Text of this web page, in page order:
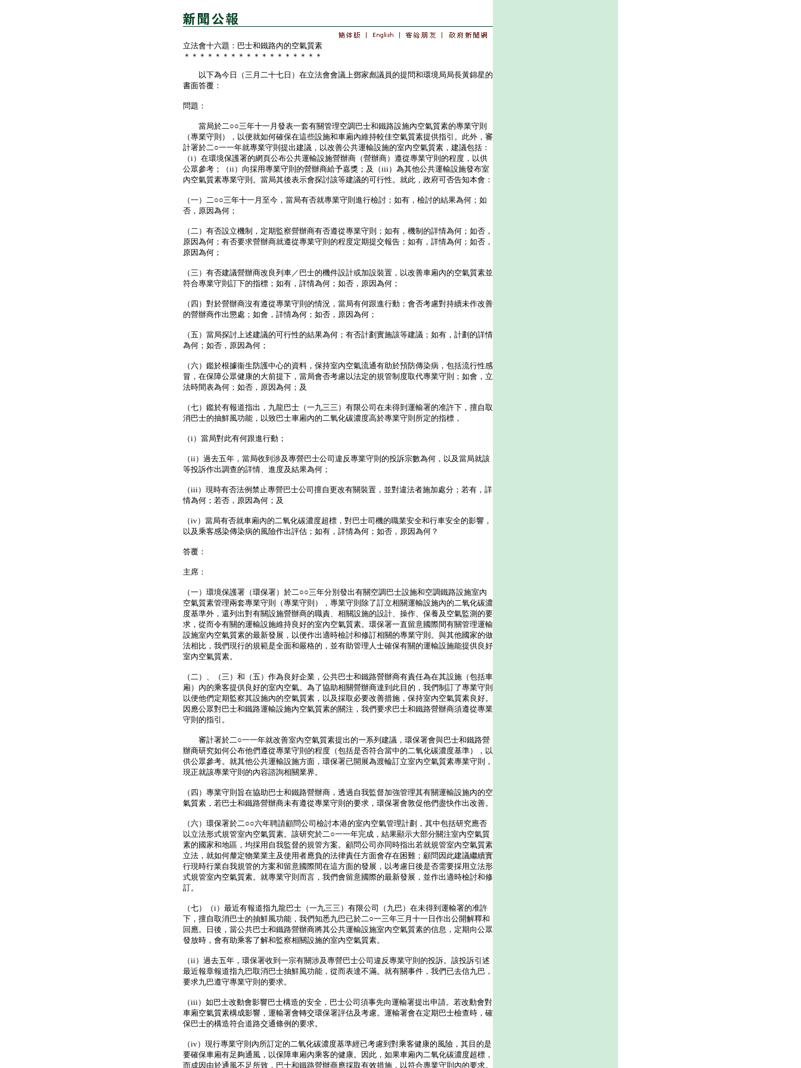
立法會十六題：巴士和鐵路內的空氣質素
＊＊＊＊＊＊＊＊＊＊＊＊＊＊＊＊＊＊
以下為今日（三月二十七日）在立法會會議上鄧家彪議員的提問和環境局局長黃錦星的
書面答覆：
問題：
當局於二○○三年十一月發表一套有關管理空調巴士和鐵路設施內空氣質素的專業守則
（專業守則），以便就如何確保在這些設施和車廂內維持較佳空氣質素提供指引。此外，審
計署於二○一一年就專業守則提出建議，以改善公共運輸設施的室內空氣質素，建議包括：
（i）在環境保護署的網頁公布公共運輸設施營辦商（營辦商）遵從專業守則的程度，以供
公眾參考；（ii）向採用專業守則的營辦商給予嘉獎；及（iii）為其他公共運輸設施發布室
內空氣質素專業守則。當局其後表示會探討該等建議的可行性。就此，政府可否告知本會：
（一）二○○三年十一月至今，當局有否就專業守則進行檢討；如有，檢討的結果為何；如
否，原因為何；
（二）有否設立機制，定期監察營辦商有否遵從專業守則；如有，機制的詳情為何；如否，
原因為何；有否要求營辦商就遵從專業守則的程度定期提交報告；如有，詳情為何；如否，
原因為何；
（三）有否建議營辦商改良列車／巴士的機件設計或加設裝置，以改善車廂內的空氣質素並
符合專業守則訂下的指標；如有，詳情為何；如否，原因為何；
（四）對於營辦商沒有遵從專業守則的情況，當局有何跟進行動；會否考慮對持續未作改善
的營辦商作出懲處；如會，詳情為何；如否，原因為何；
（五）當局探討上述建議的可行性的結果為何；有否計劃實施該等建議；如有，計劃的詳情
為何；如否，原因為何；
（六）鑑於根據衞生防護中心的資料，保持室內空氣流通有助於預防傳染病，包括流行性感
冒，在保障公眾健康的大前提下，當局會否考慮以法定的規管制度取代專業守則；如會，立
法時間表為何；如否，原因為何；及
（七）鑑於有報道指出，九龍巴士（一九三三）有限公司在未得到運輸署的准許下，擅自取
消巴士的抽鮮風功能，以致巴士車廂內的二氧化碳濃度高於專業守則所定的指標，
（i）當局對此有何跟進行動；
（ii）過去五年，當局收到涉及專營巴士公司違反專業守則的投訴宗數為何，以及當局就該
等投訴作出調查的詳情、進度及結果為何；
（iii）現時有否法例禁止專營巴士公司擅自更改有關裝置，並對違法者施加處分；若有，詳
情為何；若否，原因為何；及
（iv）當局有否就車廂內的二氧化碳濃度超標，對巴士司機的職業安全和行車安全的影響，
以及乘客感染傳染病的風險作出評估；如有，詳情為何；如否，原因為何？
答覆：
主席：
（一）環境保護署（環保署）於二○○三年分別發出有關空調巴士設施和空調鐵路設施室內
空氣質素管理兩套專業守則（專業守則），專業守則除了訂立相關運輸設施內的二氧化碳濃
度基準外，還列出對有關設施營辦商的職責、相關設施的設計、操作、保養及空氣監測的要
求，從而令有關的運輸設施維持良好的室內空氣質素。環保署一直留意國際間有關管理運輸
設施室內空氣質素的最新發展，以便作出適時檢討和修訂相關的專業守則。與其他國家的做
法相比，我們現行的規範是全面和嚴格的，並有助管理人士確保有關的運輸設施能提供良好
室內空氣質素。
（二）、（三）和（五）作為良好企業，公共巴士和鐵路營辦商有責任為在其設施（包括車
廂）內的乘客提供良好的室內空氣。為了協助相關營辦商達到此目的，我們制訂了專業守則
以便他們定期監察其設施內的空氣質素，以及採取必要改善措施，保持室內空氣質素良好。
因應公眾對巴士和鐵路運輸設施內空氣質素的關注，我們要求巴士和鐵路營辦商須遵從專業
守則的指引。
審計署於二○一一年就改善室內空氣質素提出的一系列建議，環保署會與巴士和鐵路營
辦商研究如何公布他們遵從專業守則的程度（包括是否符合當中的二氧化碳濃度基準），以
供公眾參考。就其他公共運輸設施方面，環保署已開展為渡輪訂立室內空氣質素專業守則，
現正就該專業守則的內容諮詢相關業界。
（四）專業守則旨在協助巴士和鐵路營辦商，透過自我監督加強管理其有關運輸設施內的空
氣質素，若巴士和鐵路營辦商未有遵從專業守則的要求，環保署會敦促他們盡快作出改善。
（六）環保署於二○○六年聘請顧問公司檢討本港的室內空氣管理計劃，其中包括研究應否
以立法形式規管室內空氣質素。該研究於二○一一年完成，結果顯示大部分關注室內空氣質
素的國家和地區，均採用自我監督的規管方案。顧問公司亦同時指出若就規管室內空氣質素
立法，就如何釐定物業業主及使用者應負的法律責任方面會存在困難；顧問因此建議繼續實
行現時行業自我規管的方案和留意國際間在這方面的發展，以考慮日後是否需要採用立法形
式規管室內空氣質素。就專業守則而言，我們會留意國際的最新發展，並作出適時檢討和修
訂。
（七）（i）最近有報道指九龍巴士（一九三三）有限公司（九巴）在未得到運輸署的准許
下，擅自取消巴士的抽鮮風功能，我們知悉九巴已於二○一三年三月十一日作出公開解釋和
回應。日後，當公共巴士和鐵路營辦商將其公共運輸設施室內空氣質素的信息，定期向公眾
發放時，會有助乘客了解和監察相關設施的室內空氣質素。
（ii）過去五年，環保署收到一宗有關涉及專營巴士公司違反專業守則的投訴。該投訴引述
最近報章報道指九巴取消巴士抽鮮風功能，從而表達不滿。就有關事件，我們已去信九巴，
要求九巴遵守專業守則的要求。
（iii）如巴士改動會影響巴士構造的安全，巴士公司須事先向運輸署提出申請。若改動會對
車廂空氣質素構成影響，運輸署會轉交環保署評估及考慮。運輸署會在定期巴士檢查時，確
保巴士的構造符合道路交通條例的要求。
（iv）現行專業守則內所訂定的二氧化碳濃度基準經已考慮到對乘客健康的風險，其目的是
要確保車廂有足夠通風，以保障車廂內乘客的健康。因此，如果車廂內二氧化碳濃度超標，
而成因由於通風不足所致，巴士和鐵路營辦商應採取有效措施，以符合專業守則內的要求。